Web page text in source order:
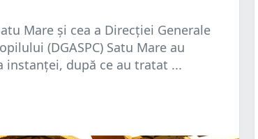
Mare și cea a Direcției Generale
(DGASPC) Satu Mare au
după ce au tratat ...